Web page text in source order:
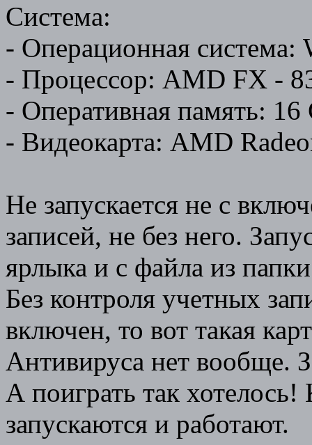
Система:
- Операционная система:
- Процессор: AMD FX -
- Оперативная память:
- Видеокарта: AMD
Не запускается не с
записей, не без него.
ярлыка и с файла из
Без контроля учетных
включен, то вот такая
Антивируса нет вообще.
А поиграть так
запускаются и работают.